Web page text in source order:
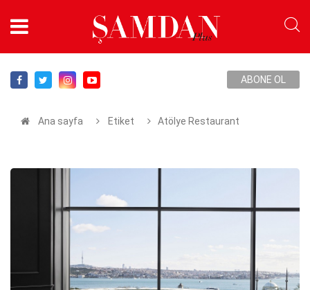
ABONE OL
Ana sayfa Etiket Atölye Restaurant